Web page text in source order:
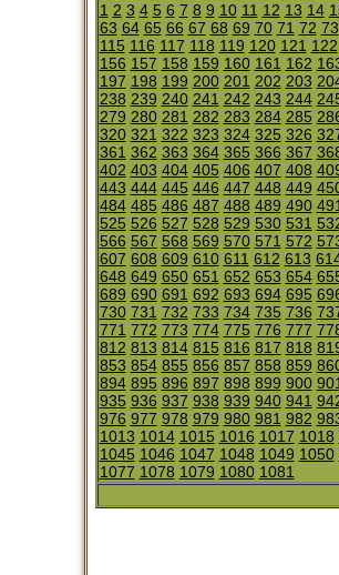
1 2 3 4 5 6 7 8 9 10 11 12 13 14
63 64 65 66 67 68 69 70 71 72 73
115 116 117 118 119 120 121 122
156 157 158 159 160 161 162
197 198 199 200 201 202 203
238 239 240 241 242 243 244
279 280 281 282 283 284 285
320 321 322 323 324 325 326
361 362 363 364 365 366 367
402 403 404 405 406 407 408
443 444 445 446 447 448 449
484 485 486 487 488 489 490 491
525 526 527 528 529 530 531
566 567 568 569 570 571 572
607 608 609 610 611 612 613
648 649 650 651 652 653 654
689 690 691 692 693 694 695
730 731 732 733 734 735 736
771 772 773 774 775 776 777
812 813 814 815 816 817 818
853 854 855 856 857 858 859
894 895 896 897 898 899 900 901
935 936 937 938 939 940 941
976 977 978 979 980 981 982
1013 1014 1015 1016 1017 1018
1045 1046 1047 1048 1049 1050
1077 1078 1079 1080 1081